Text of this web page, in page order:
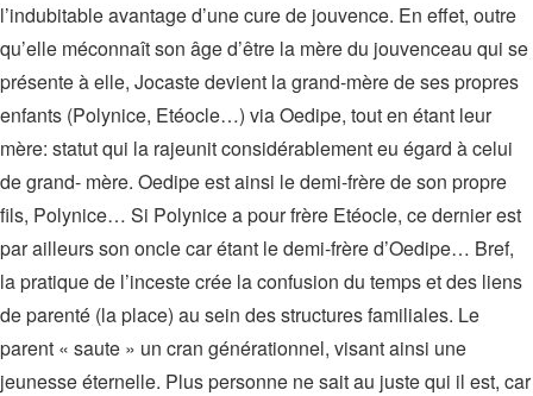
l’indubitable avantage d’une cure de jouvence. En effet, outre
qu’elle méconnaît son âge d’être la mère du jouvenceau qui se
présente à elle, Jocaste devient la grand-mère de ses propres
enfants (Polynice, Etéocle…) via Oedipe, tout en étant leur
mère: statut qui la rajeunit considérablement eu égard à celui
de grand- mère. Oedipe est ainsi le demi-frère de son propre
fils, Polynice… Si Polynice a pour frère Etéocle, ce dernier est
par ailleurs son oncle car étant le demi-frère d’Oedipe… Bref,
la pratique de l’inceste crée la confusion du temps et des liens
de parenté (la place) au sein des structures familiales. Le
parent « saute » un cran générationnel, visant ainsi une
jeunesse éternelle. Plus personne ne sait au juste qui il est, car